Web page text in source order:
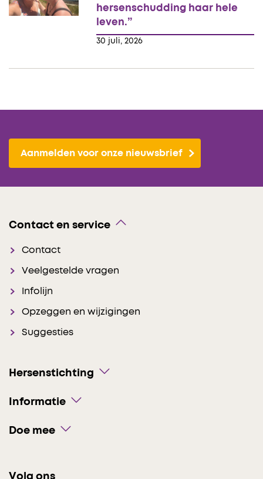
30 juli, 2026
hersenschudding haar hele
leven.”
Aanmelden voor onze nieuwsbrief
Contact en service
Contact
Veelgestelde vragen
Infolijn
Opzeggen en wijzigingen
Suggesties
Hersenstichting
Informatie
Doe mee